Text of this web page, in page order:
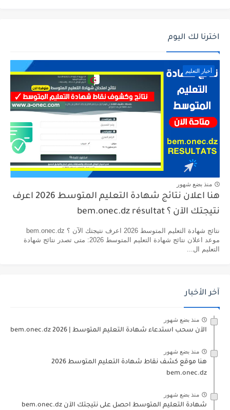
اخترنا لك اليوم
أخبار التعليم
منذ بضع شهور
هنا اعلان نتائج شهادة التعليم المتوسط 2026 اعرف
نتيجتك الآن ؟ bem.onec.dz résultat
نتائج شهادة التعليم المتوسط 2026 اعرف نتيجتك الآن ؟ bem.onec.dz
موعد اعلان نتائج شهادة التعليم المتوسط 2026: متى تصدر نتائج شهادة
التعليم ال...
آخر الأخبار
منذ بضع شهور
الآن سحب استدعاء شهادة التعليم المتوسط | 2026 bem.onec.dz
منذ بضع شهور
هنا موقع كشف نقاط شهادة التعليم المتوسط 2026
bem.onec.dz
منذ بضع شهور
شهادة التعليم المتوسط احصل على نتيجتك الآن bem.onec.dz